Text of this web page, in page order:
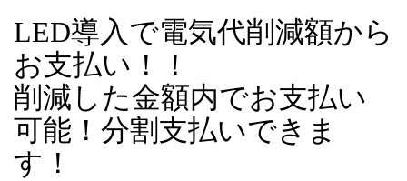
LED導入で電気代削減額から
お支払い！！
削減した金額内でお支払い
可能！分割支払いできま
す！